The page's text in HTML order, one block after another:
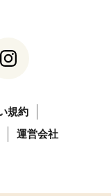
規約
運営会社